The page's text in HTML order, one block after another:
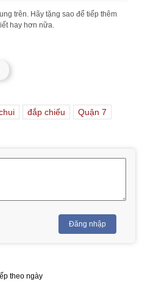
trên. Hãy tặng sao để tiếp thêm
hay hơn nữa.
đắp chiếu Quận 7
Đăng nhập
theo ngày